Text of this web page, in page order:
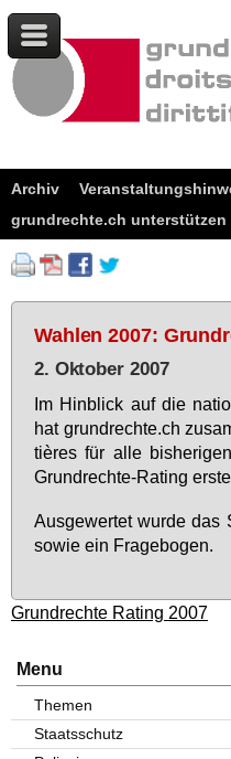
Archiv
grundrechte.ch unterstützen
Wahlen 2007:
2. Oktober 2007
Im Hin­blick auf die
hat grund­rech­te.ch
tières für al­le
Grund­rech­te-Ra­ting
Aus­ge­wer­tet wur­de das
so­wie ein Fra­ge­bo­gen.
Grundrechte Rating 2007
Menu
Themen
Staatsschutz